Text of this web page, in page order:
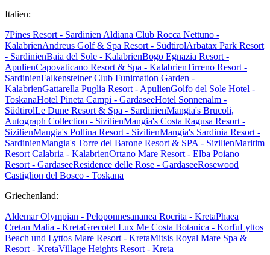
Italien:
7Pines Resort - Sardinien Aldiana Club Rocca Nettuno -
KalabrienAndreus Golf & Spa Resort - SüdtirolArbatax Park Resort
- SardinienBaia del Sole - KalabrienBogo Egnazia Resort -
ApulienCapovaticano Resort & Spa - KalabrienTirreno Resort -
SardinienFalkensteiner Club Funimation Garden -
KalabrienGattarella Puglia Resort - ApulienGolfo del Sole Hotel -
ToskanaHotel Pineta Campi - GardaseeHotel Sonnenalm -
SüdtirolLe Dune Resort & Spa - SardinienMangia's Brucoli,
Autograph Collection - SizilienMangia's Costa Ragusa Resort -
SizilienMangia's Pollina Resort - SizilienMangia's Sardinia Resort -
SardinienMangia's Torre del Barone Resort & SPA - SizilienMaritim
Resort Calabria - KalabrienOrtano Mare Resort - Elba Poiano
Resort - GardaseeResidence delle Rose - GardaseeRosewood
Castiglion del Bosco - Toskana
Griechenland:
Aldemar Olympian - Peloponnesananea Rocrita - KretaPhaea
Cretan Malia - KretaGrecotel Lux Me Costa Botanica - KorfuLyttos
Beach und Lyttos Mare Resort - KretaMitsis Royal Mare Spa &
Resort - KretaVillage Heights Resort - Kreta